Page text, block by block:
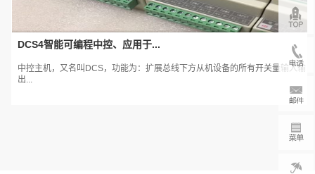
DCS4智能可编程中控、应用于...
中控主机，又名叫DCS，功能为：扩展总线下方从机设备的所有开关量输入输
出...